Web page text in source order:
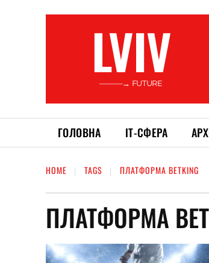
LVIV
———→ FUTURE
ГОЛОВНА ІТ-СФЕРА
HOME TAGS ПЛАТФОРМА BETKING
ПЛАТФОРМА